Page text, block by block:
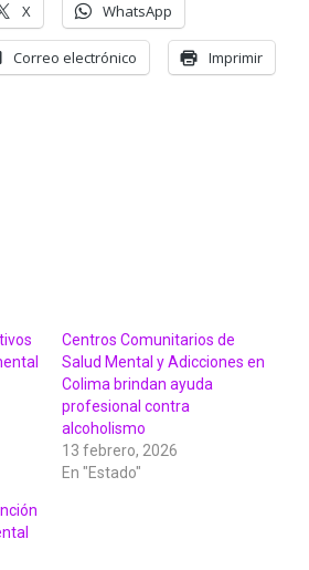
X WhatsApp
Correo electrónico Imprimir
Centros Comunitarios de
Salud Mental y Adicciones en
Colima brindan ayuda
profesional contra
alcoholismo
13 febrero, 2026
En "Estado"